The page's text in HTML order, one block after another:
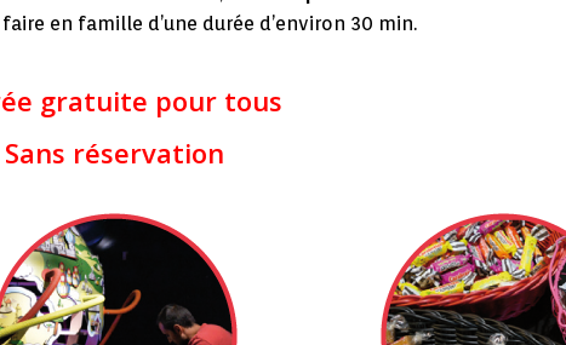
en famille d’une durée d’environ 30 min.
gratuite pour tous
Sans réservation